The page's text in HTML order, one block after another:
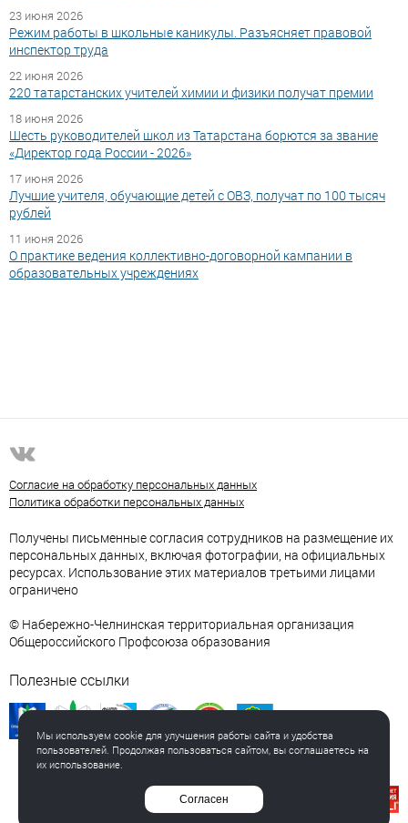
23 июня 2026
Режим работы в школьные каникулы. Разъясняет правовой
инспектор труда
22 июня 2026
220 татарстанских учителей химии и физики получат премии
18 июня 2026
Шесть руководителей школ из Татарстана борются за звание
«Директор года России - 2026»
17 июня 2026
Лучшие учителя, обучающие детей с ОВЗ, получат по 100 тысяч
рублей
11 июня 2026
О практике ведения коллективно-договорной кампании в
образовательных учреждениях
Согласие на обработку персональных данных
Политика обработки персональных данных
Получены письменные согласия сотрудников на размещение их
персональных данных, включая фотографии, на официальных
ресурсах. Использование этих материалов третьими лицами
ограничено
© Набережно-Челнинская территориальная организация
Общероссийского Профсоюза образования
Полезные ссылки
Интернет-студия LELI
Мы используем cookie для улучшения работы сайта и удобства
пользователей. Продолжая пользоваться сайтом, вы соглашаетесь на
их использование.
Согласен